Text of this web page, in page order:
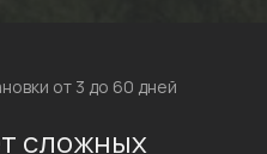
от 3 до 60 дней
сложных